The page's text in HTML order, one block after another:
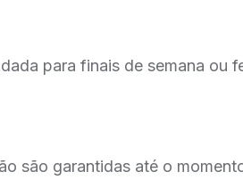
para finais de semana ou
são garantidas até o